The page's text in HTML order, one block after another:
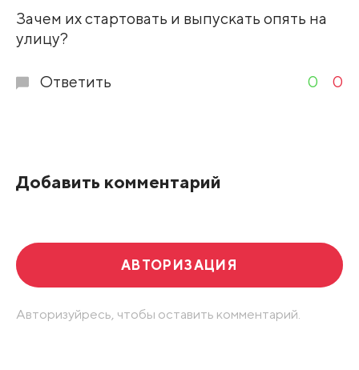
Развернуть все
Зачем их стартовать и выпускать опять на
улицу?
Ответить 0 0
Добавить комментарий
АВТОРИЗАЦИЯ
Авторизуйресь, чтобы оставить комментарий.